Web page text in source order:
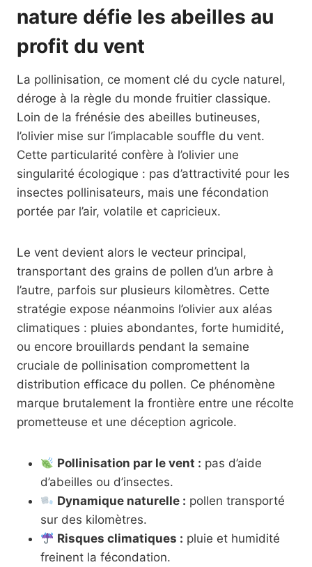
nature défie les abeilles au
profit du vent
La pollinisation, ce moment clé du cycle naturel,
déroge à la règle du monde fruitier classique.
Loin de la frénésie des abeilles butineuses,
l’olivier mise sur l’implacable souffle du vent.
Cette particularité confère à l’olivier une
singularité écologique : pas d’attractivité pour les
insectes pollinisateurs, mais une fécondation
portée par l’air, volatile et capricieux.
Le vent devient alors le vecteur principal,
transportant des grains de pollen d’un arbre à
l’autre, parfois sur plusieurs kilomètres. Cette
stratégie expose néanmoins l’olivier aux aléas
climatiques : pluies abondantes, forte humidité,
ou encore brouillards pendant la semaine
cruciale de pollinisation compromettent la
distribution efficace du pollen. Ce phénomène
marque brutalement la frontière entre une récolte
prometteuse et une déception agricole.
Pollinisation par le vent : pas d’aide
d’abeilles ou d’insectes.
Dynamique naturelle : pollen transporté
sur des kilomètres.
Risques climatiques : pluie et humidité
freinent la fécondation.